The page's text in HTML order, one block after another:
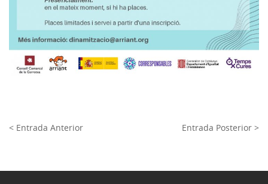
< Entrada Anterior Entrada Posterior >